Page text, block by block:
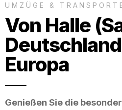
UMZÜGE &
Von Halle
Europa
Genießen Sie die